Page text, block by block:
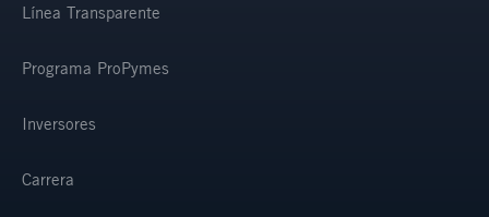
Línea Transparente
Programa ProPymes
Inversores
Carrera